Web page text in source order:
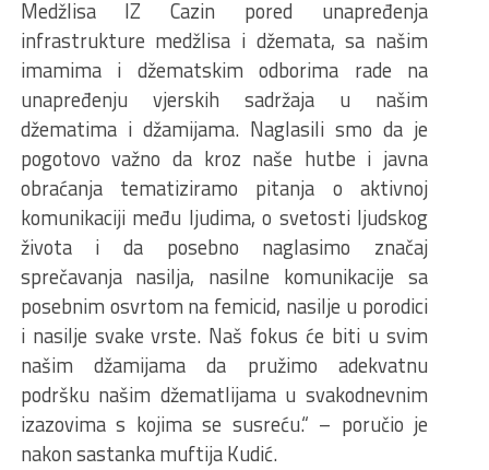
Medžlisa IZ Cazin pored unapređenja
infrastrukture medžlisa i džemata, sa našim
imamima i džematskim odborima rade na
unapređenju vjerskih sadržaja u našim
džematima i džamijama. Naglasili smo da je
pogotovo važno da kroz naše hutbe i javna
obraćanja tematiziramo pitanja o aktivnoj
komunikaciji među ljudima, o svetosti ljudskog
života i da posebno naglasimo značaj
sprečavanja nasilja, nasilne komunikacije sa
posebnim osvrtom na femicid, nasilje u porodici
i nasilje svake vrste. Naš fokus će biti u svim
našim džamijama da pružimo adekvatnu
podršku našim džematlijama u svakodnevnim
izazovima s kojima se susreću.“ – poručio je
nakon sastanka muftija Kudić.